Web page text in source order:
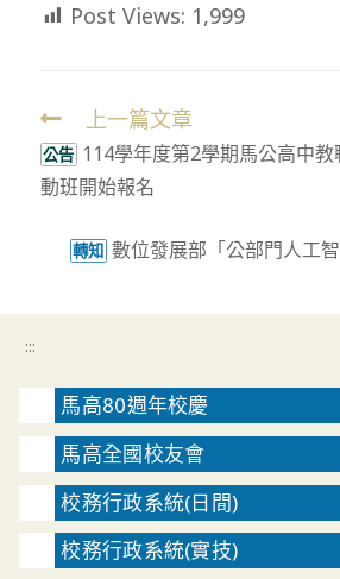
Post Views: 1,999
Read
more
articles
上一篇文章
公告 114學年度第2學期馬公高中
動班開始報名
轉知 數位發展部「公部門人工
:::
馬高80週年校慶
馬高全國校友會
校務行政系統(日間)
校務行政系統(實技)